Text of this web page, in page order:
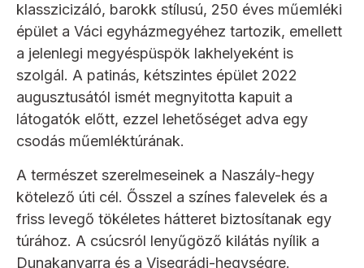
klasszicizáló, barokk stílusú, 250 éves műemléki
épület a Váci egyházmegyéhez tartozik, emellett
a jelenlegi megyéspüspök lakhelyeként is
szolgál. A patinás, kétszintes épület 2022
augusztusától ismét megnyitotta kapuit a
látogatók előtt, ezzel lehetőséget adva egy
csodás műemléktúrának.
A természet szerelmeseinek a Naszály-hegy
kötelező úti cél. Ősszel a színes falevelek és a
friss levegő tökéletes hátteret biztosítanak egy
túrához. A csúcsról lenyűgöző kilátás nyílik a
Dunakanyarra és a Visegrádi-hegységre.